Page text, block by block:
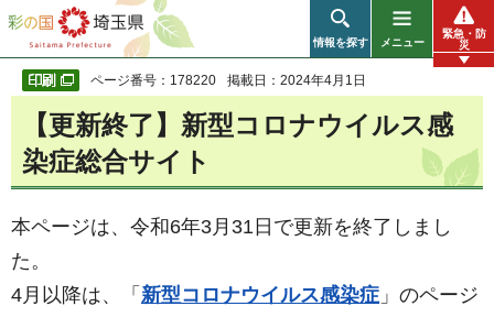
彩の国 埼玉県
情報を探す メニュー
緊急・防
災
ページ番号：178220 掲載日：2024年4月1日
【更新終了】新型コロナウイルス感
染症総合サイト
本ページは、令和6年3月31日で更新を終了しまし
た。
4月以降は、「 新型コロナウイルス感染症 」のページ